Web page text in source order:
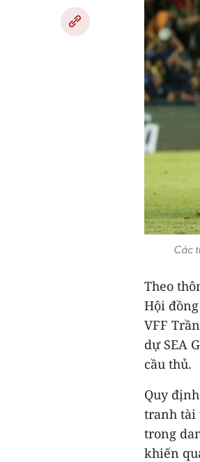
Các
Theo
Hội
VFF
dự SEA
cầu thủ.
Quy
tranh tài
trong
khiến